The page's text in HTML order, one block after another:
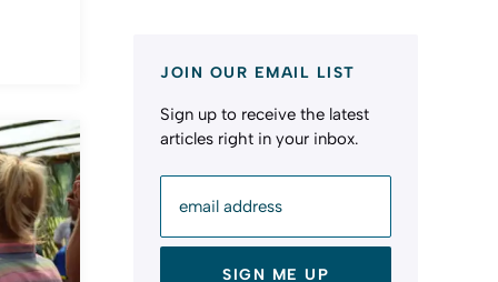
JOIN OUR EMAIL LIST
Sign up to receive the latest
articles right in your inbox.
email address
SIGN ME UP